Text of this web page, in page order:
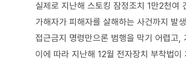
실제로 지난해 스토킹 잠정조치 1만2천
가해자가 피해자를 살해하는 사건까지 발
접근금지 명령만으론 범행을 막기 어렵고,
이에 따라 지난해 12월 전자장치 부착법